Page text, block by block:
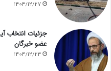
1404/12/27
جزئیات انتخاب
عضو خبرگان
1404/12/23